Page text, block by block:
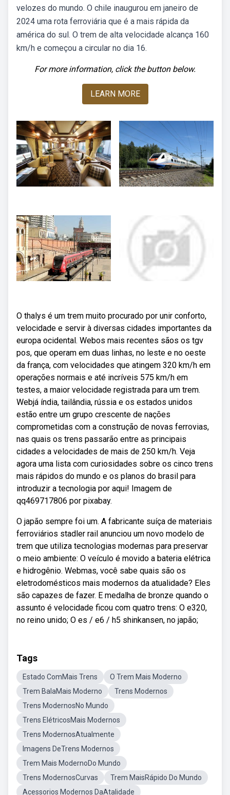
velozes do mundo. O chile inaugurou em janeiro de
2024 uma rota ferroviária que é a mais rápida da
américa do sul. O trem de alta velocidade alcança 160
km/h e começou a circular no dia 16.
For more information, click the button below.
LEARN MORE
O thalys é um trem muito procurado por unir conforto,
velocidade e servir à diversas cidades importantes da
europa ocidental. Webos mais recentes sãos os tgv
pos, que operam em duas linhas, no leste e no oeste
da frança, com velocidades que atingem 320 km/h em
operações normais e até incríveis 575 km/h em
testes, a maior velocidade registrada para um trem.
Webjá índia, tailândia, rússia e os estados unidos
estão entre um grupo crescente de nações
comprometidas com a construção de novas ferrovias,
nas quais os trens passarão entre as principais
cidades a velocidades de mais de 250 km/h. Veja
agora uma lista com curiosidades sobre os cinco trens
mais rápidos do mundo e os planos do brasil para
introduzir a tecnologia por aqui! Imagem de
qq469717806 por pixabay.
O japão sempre foi um. A fabricante suíça de materiais
ferroviários stadler rail anunciou um novo modelo de
trem que utiliza tecnologias modernas para preservar
o meio ambiente: O veículo é movido a bateria elétrica
e hidrogênio. Webmas, você sabe quais são os
eletrodomésticos mais modernos da atualidade? Eles
são capazes de fazer. E medalha de bronze quando o
assunto é velocidade ficou com quatro trens: O e320,
no reino unido; O es / e6 / h5 shinkansen, no japão;
Tags
Estado ComMais Trens
O Trem Mais Moderno
Trem BalaMais Moderno
Trens Modernos
Trens ModernosNo Mundo
Trens ElétricosMais Modernos
Trens ModernosAtualmente
Imagens DeTrens Modernos
Trem Mais ModernoDo Mundo
Trens ModernosCurvas
Trem MaisRápido Do Mundo
Acessorios Modernos DaAtalidade